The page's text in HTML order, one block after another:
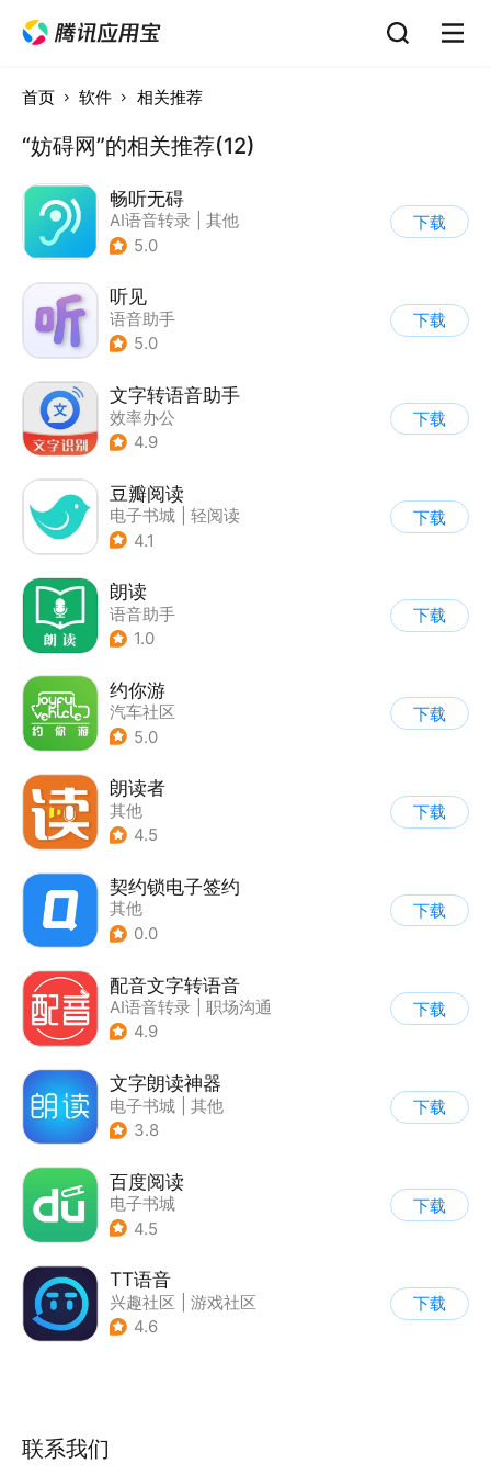
首页 软件 相关推荐
“妨碍网”的相关推荐(12)
畅听无碍
AI语音转录
其他
5.0
下载
听见
语音助手
5.0
下载
文字转语音助手
效率办公
4.9
下载
豆瓣阅读
电子书城
轻阅读
4.1
下载
朗读
语音助手
1.0
下载
约你游
汽车社区
5.0
下载
朗读者
其他
4.5
下载
契约锁电子签约
其他
0.0
下载
配音文字转语音
AI语音转录
职场沟通
4.9
下载
文字朗读神器
电子书城
其他
3.8
下载
百度阅读
电子书城
4.5
下载
TT语音
兴趣社区
游戏社区
4.6
下载
联系我们